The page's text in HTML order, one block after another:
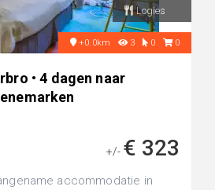
Logies
+0.0km 3 0 0
• 4 dagen naar
+/- € 323
accommodatie in